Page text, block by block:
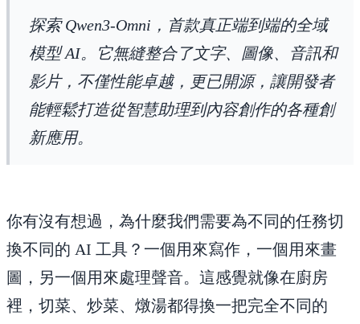
探索 Qwen3-Omni，首款真正端到端的全域
模型 AI。它無縫整合了文字、圖像、音訊和
影片，不僅性能卓越，更已開源，讓開發者
能輕鬆打造從智慧助理到內容創作的各種創
新應用。
你有沒有想過，為什麼我們需要為不同的任務切
換不同的 AI 工具？一個用來寫作，一個用來畫
圖，另一個用來處理聲音。這感覺就像在廚房
裡，切菜、炒菜、燉湯都得換一把完全不同的